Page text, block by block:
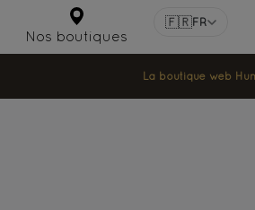
Nos boutiques
🇫🇷FR
La boutique web